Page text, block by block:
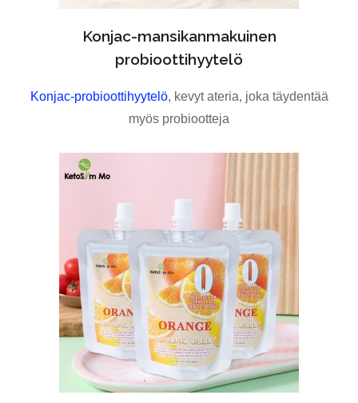
Konjac-mansikanmakuinen
probioottihyytelö
Konjac-probioottihyytelö, kevyt ateria, joka täydentää
myös probiootteja